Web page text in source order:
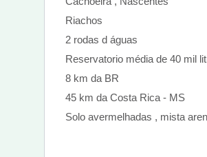
Riachos
2 rodas d águas
Reservatorio média de 40 mil
8 km da BR
45 km da Costa Rica - MS
Solo avermelhadas , mista